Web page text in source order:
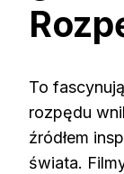
To
rozpędu
źródłem
świata.